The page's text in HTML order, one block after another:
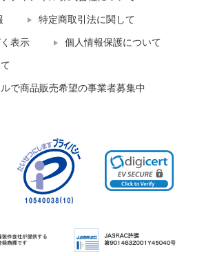
特定商取引法に関して
表示 個人情報保護について
で商品販売希望の事業者募集中